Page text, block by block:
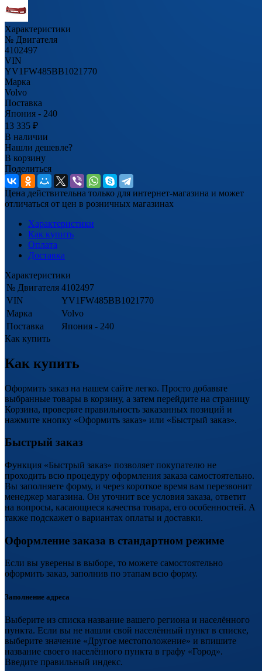
Характеристики
№ Двигателя
4102497
VIN
YV1FW485BB1021770
Марка
Volvo
Поставка
Япония - 240
13 335 ₽
В наличии
Нашли дешевле?
В корзину
Поделиться
Цена действительна только для интернет-магазина и может
отличаться от цен в розничных магазинах
Характеристики
Как купить
Оплата
Доставка
Характеристики
№ Двигателя 4102497
VIN
YV1FW485BB1021770
Марка
Volvo
Поставка
Япония - 240
Как купить
Как купить
Оформить заказ на нашем сайте легко. Просто добавьте
выбранные товары в корзину, а затем перейдите на страницу
Корзина, проверьте правильность заказанных позиций и
нажмите кнопку «Оформить заказ» или «Быстрый заказ».
Быстрый заказ
Функция «Быстрый заказ» позволяет покупателю не
проходить всю процедуру оформления заказа самостоятельно.
Вы заполняете форму, и через короткое время вам перезвонит
менеджер магазина. Он уточнит все условия заказа, ответит
на вопросы, касающиеся качества товара, его особенностей. А
также подскажет о вариантах оплаты и доставки.
Оформление заказа в стандартном режиме
Если вы уверены в выборе, то можете самостоятельно
оформить заказ, заполнив по этапам всю форму.
Заполнение адреса
Выберите из списка название вашего региона и населённого
пункта. Если вы не нашли свой населённый пункт в списке,
выберите значение «Другое местоположение» и впишите
название своего населённого пункта в графу «Город».
Введите правильный индекс.